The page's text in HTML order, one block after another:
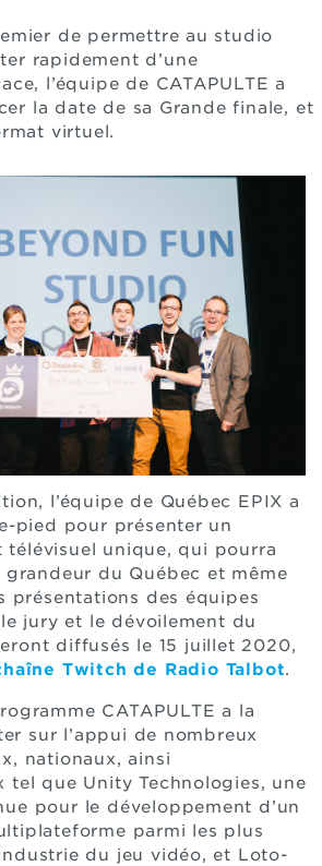
de permettre au studio
rapidement d’une
l’équipe de CATAPULTE a
la date de sa Grande finale, et
virtuel.
l’équipe de Québec EPIX a
pied pour présenter un
télévisuel unique, qui pourra
grandeur du Québec et même
présentations des équipes
jury et le dévoilement du
diffusés le 15 juillet 2020,
Twitch de Radio Talbot.
CATAPULTE a la
sur l’appui de nombreux
nationaux, ainsi
tel que Unity Technologies, une
pour le développement d’un
parmi les plus
du jeu vidéo, et Loto-